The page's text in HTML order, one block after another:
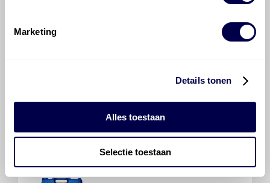
Marketing
Details tonen
Alles toestaan
Selectie toestaan
Inhoud 1,76 liter
Zware omstandigheden